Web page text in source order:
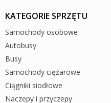
KATEGORIE SPRZĘTU
Samochody osobowe
Autobusy
Busy
Samochody ciężarowe
Ciągniki siodłowe
Naczepy i przyczepy